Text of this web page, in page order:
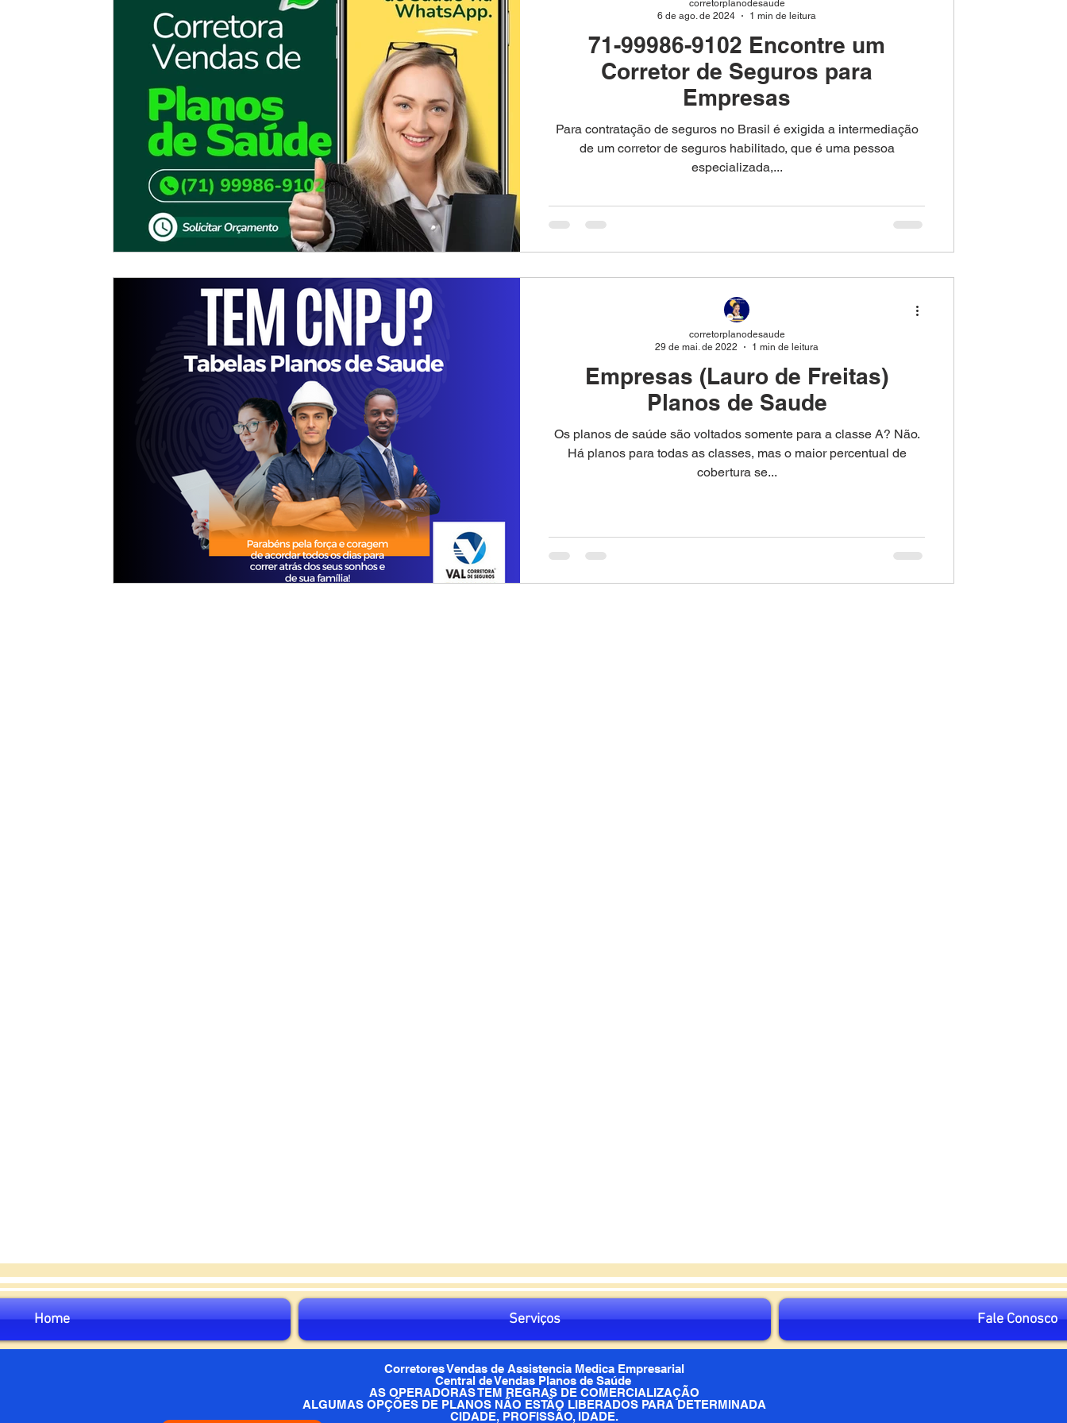
71-99986-9102 Encontre um
Corretor de Seguros para
Empresas
​Para contratação de seguros no Brasil é exigida a intermediação
de um corretor de seguros habilitado, que é uma pessoa
especializada,...
corretorplanodesaude
6 de ago. de 2024
1 min de leitura
Empresas (Lauro de Freitas)
Planos de Saude
Os planos de saúde são voltados somente para a classe A? Não.
Há planos para todas as classes, mas o maior percentual de
cobertura se...
corretorplanodesaude
29 de mai. de 2022
1 min de leitura
Home Serviços Fale Conosco
Corretores Vendas de Assistencia Medica Empresarial
Central de Vendas Planos de Saúde
AS OPERADORAS TEM REGRAS DE COMERCIALIZAÇÃO
ALGUMAS OPÇÕES DE PLANOS NÃO ESTÃO LIBERADOS PARA DETERMINADA
CIDADE, PROFISSÃO, IDADE.